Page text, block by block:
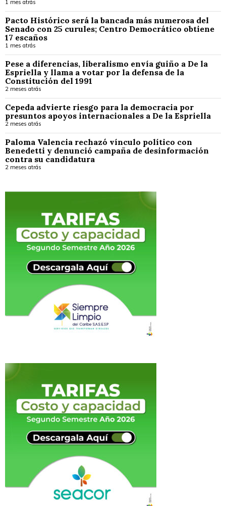
1 mes atrás
Pacto Histórico será la bancada más numerosa del
Senado con 25 curules; Centro Democrático obtiene
17 escaños
1 mes atrás
Pese a diferencias, liberalismo envía guiño a De la
Espriella y llama a votar por la defensa de la
Constitución del 1991
2 meses atrás
Cepeda advierte riesgo para la democracia por
presuntos apoyos internacionales a De la Espriella
2 meses atrás
Paloma Valencia rechazó vínculo político con
Benedetti y denunció campaña de desinformación
contra su candidatura
2 meses atrás